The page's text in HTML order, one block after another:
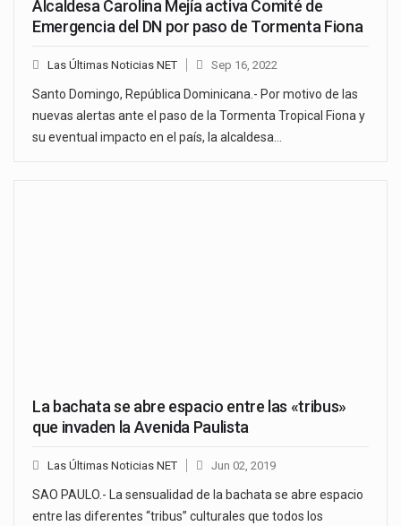
Alcaldesa Carolina Mejía activa Comité de
Emergencia del DN por paso de Tormenta Fiona
Las Últimas Noticias NET Sep 16, 2022
Santo Domingo, República Dominicana.- Por motivo de las
nuevas alertas ante el paso de la Tormenta Tropical Fiona y
su eventual impacto en el país, la alcaldesa…
La bachata se abre espacio entre las «tribus»
que invaden la Avenida Paulista
Las Últimas Noticias NET Jun 02, 2019
SAO PAULO.- La sensualidad de la bachata se abre espacio
entre las diferentes “tribus” culturales que todos los